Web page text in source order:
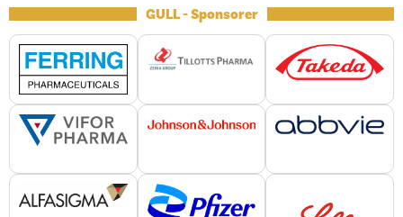
GULL - Sponsorer